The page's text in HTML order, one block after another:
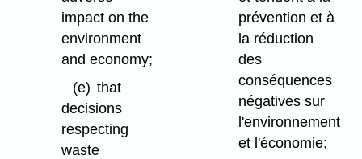
impact on the
environment
and economy;
(e) that
decisions
respecting
waste
prévention et à
la réduction
des
conséquences
négatives sur
l'environnement
et l'économie;